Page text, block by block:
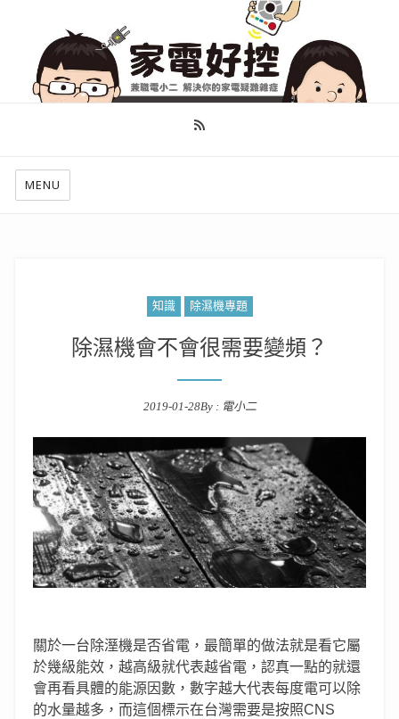
幫你做好功課，看了就知怎麼找出適合自己的家電
MENU
知識 除濕機專題
除濕機會不會很需要變頻？
2019-01-28By : 電小二
關於一台除溼機是否省電，最簡單的做法就是看它屬
於幾級能效，越高級就代表越省電，認真一點的就還
會再看具體的能源因數，數字越大代表每度電可以除
的水量越多，而這個標示在台灣需要是按照CNS